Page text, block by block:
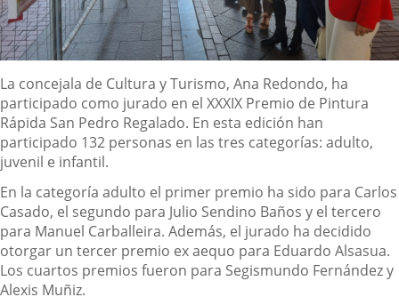
Descripción
La concejala de Cultura y Turismo, Ana Redondo, ha
participado como jurado en el XXXIX Premio de Pintura
Rápida San Pedro Regalado. En esta edición han
participado 132 personas en las tres categorías: adulto,
juvenil e infantil.
En la categoría adulto el primer premio ha sido para Carlos
Casado, el segundo para Julio Sendino Baños y el tercero
para Manuel Carballeira. Además, el jurado ha decidido
otorgar un tercer premio ex aequo para Eduardo Alsasua.
Los cuartos premios fueron para Segismundo Fernández y
Alexis Muñiz.